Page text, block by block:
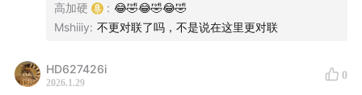
阿硬竟然上辈子是天庭扫地小妹！
13:38 古代术士话术竟然和现代心理学呼应上了！
高加硬 : 😂🤣😂🤣😂🤣
Mshiiiy: 不更对联了吗，不是说在这里更对联
HD627426i
2026.1.29
0